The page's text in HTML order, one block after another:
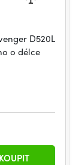
D520L
o délce
KOUPIT